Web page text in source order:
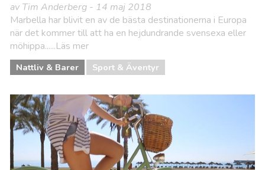
av Tim Anderberg - 14 maj 2018
Marbella har blivit en av de bästa destinationerna i Europa
när det kommer till att ha en hejdundrande svensexa eller
möhippa......Läs mer
Nattliv & Barer Sport & Äventyr